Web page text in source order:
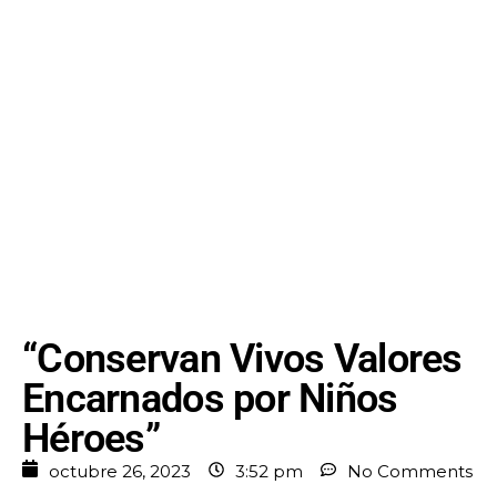
“Conservan Vivos Valores
Encarnados por Niños
Héroes”
octubre 26, 2023 3:52 pm No Comments